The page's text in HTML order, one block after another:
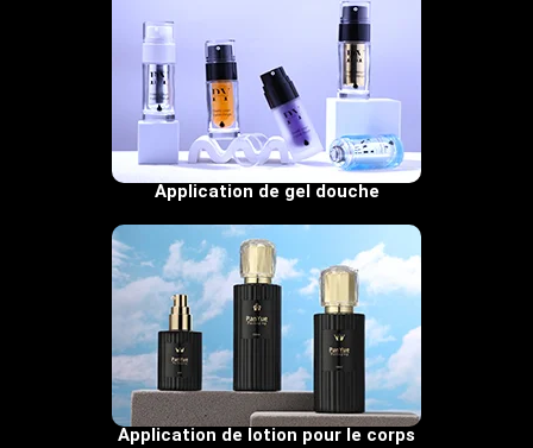
Application de gel douche
Application de lotion pour le corps